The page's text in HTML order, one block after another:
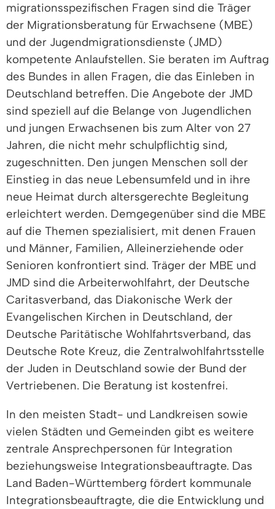
migrationsspezifischen Fragen sind die Träger
der Migrationsberatung für Erwachsene (MBE)
und der Jugendmigrationsdienste (JMD)
kompetente Anlaufstellen. Sie beraten im Auftrag
des Bundes in allen Fragen, die das Einleben in
Deutschland betreffen. Die Angebote der JMD
sind speziell auf die Belange von Jugendlichen
und jungen Erwachsenen bis zum Alter von 27
Jahren, die nicht mehr schulpflichtig sind,
zugeschnitten. Den jungen Menschen soll der
Einstieg in das neue Lebensumfeld und in ihre
neue Heimat durch altersgerechte Begleitung
erleichtert werden. Demgegenüber sind die MBE
auf die Themen spezialisiert, mit denen Frauen
und Männer, Familien, Alleinerziehende oder
Senioren konfrontiert sind. Träger der MBE und
JMD sind die Arbeiterwohlfahrt, der Deutsche
Caritasverband, das Diakonische Werk der
Evangelischen Kirchen in Deutschland, der
Deutsche Paritätische Wohlfahrtsverband, das
Deutsche Rote Kreuz, die Zentralwohlfahrtsstelle
der Juden in Deutschland sowie der Bund der
Vertriebenen. Die Beratung ist kostenfrei.
In den meisten Stadt- und Landkreisen sowie
vielen Städten und Gemeinden gibt es weitere
zentrale Ansprechpersonen für Integration
beziehungsweise Integrationsbeauftragte. Das
Land Baden-Württemberg fördert kommunale
Integrationsbeauftragte, die die Entwicklung und